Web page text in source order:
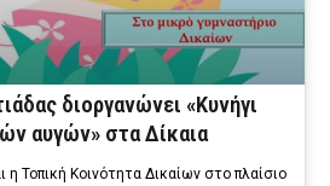
διοργανώνει «Κυνήγι
αυγών» στα Δίκαια
Τοπική Κοινότητα Δικαίων στο πλαίσιο